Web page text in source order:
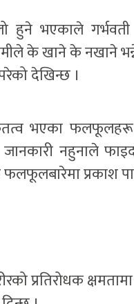
हुने भएकाले
के खाने के नखाने
देखिन्छ ।
भएका
नहुनाले
प्रकाश
प्रतिरोधक